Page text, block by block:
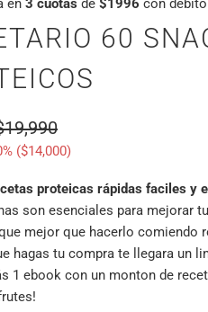
en 3 cuotas de $1996 con
60
($14,000)
proteicas rápidas faciles y
son esenciales para mejorar
mejor que hacerlo comiendo
hagas tu compra te llegara un
1 ebook con un monton de